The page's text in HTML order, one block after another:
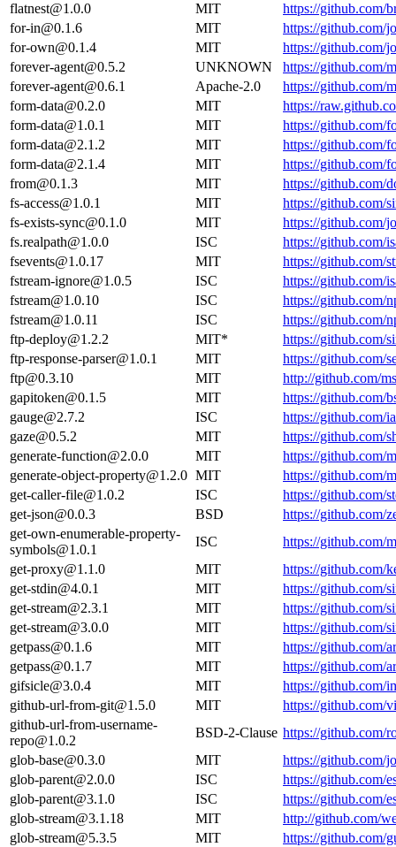
flatnest@1.0.0
MIT
https://github.com/
for-in@0.1.6
MIT
https://github.com/
for-own@0.1.4
MIT
https://github.com/
forever-agent@0.5.2
UNKNOWN
https://github.com/
forever-agent@0.6.1
Apache-2.0
https://github.com/
form-data@0.2.0
MIT
https://
form-data@1.0.1
MIT
https://github.com/
form-data@2.1.2
MIT
https://github.com/
form-data@2.1.4
MIT
https://github.com/
from@0.1.3
MIT
https://github.com/
fs-access@1.0.1
MIT
https://github.com/
fs-exists-sync@0.1.0
MIT
https://github.com/
fs.realpath@1.0.0
ISC
https://github.com/
fsevents@1.0.17
MIT
https://github.com/
fstream-ignore@1.0.5
ISC
https://github.com/
fstream@1.0.10
ISC
https://github.com/
fstream@1.0.11
ISC
https://github.com/
ftp-deploy@1.2.2
MIT*
https://github.com/
ftp-response-parser@1.0.1
MIT
https://github.com/
ftp@0.3.10
MIT
http://github.com/
gapitoken@0.1.5
MIT
https://github.com/
gauge@2.7.2
ISC
https://github.com/
gaze@0.5.2
MIT
https://github.com/
generate-function@2.0.0
MIT
https://github.com/
generate-object-property@1.2.0 MIT
https://github.com/
get-caller-file@1.0.2
ISC
https://github.com/
get-json@0.0.3
BSD
https://github.com/
get-own-enumerable-property-
symbols@1.0.1
ISC
https://github.com/
get-proxy@1.1.0
MIT
https://github.com/
get-stdin@4.0.1
MIT
https://github.com/
get-stream@2.3.1
MIT
https://github.com/
get-stream@3.0.0
MIT
https://github.com/
getpass@0.1.6
MIT
https://github.com/
getpass@0.1.7
MIT
https://github.com/
gifsicle@3.0.4
MIT
https://github.com/
github-url-from-git@1.5.0
MIT
https://github.com/
github-url-from-username-
repo@1.0.2
BSD-2-Clause https://github.com/
glob-base@0.3.0
MIT
https://github.com/
glob-parent@2.0.0
ISC
https://github.com/
glob-parent@3.1.0
ISC
https://github.com/
glob-stream@3.1.18
MIT
http://github.com/
glob-stream@5.3.5
MIT
https://github.com/